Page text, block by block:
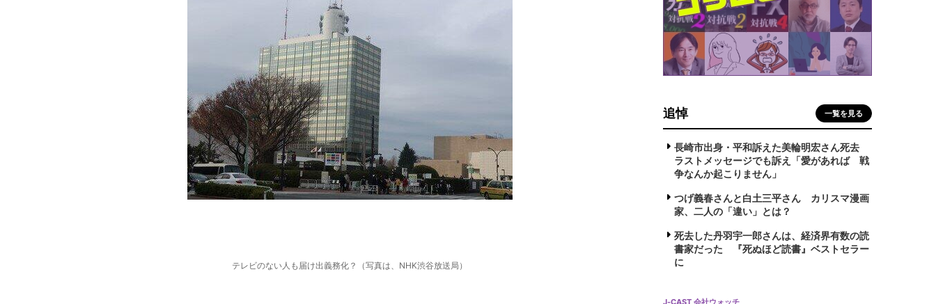
テレビのない人も届け出義務化？（写真は、NHK渋谷放送局）
追悼 一覧を見る
長崎市出身・平和訴えた美輪明宏さん死去
ラストメッセージでも訴え「愛があれば 戦
争なんか起こりません」
つげ義春さんと白土三平さん カリスマ漫画
家、二人の「違い」とは？
死去した丹羽宇一郎さんは、経済界有数の読
書家だった 『死ぬほど読書』ベストセラー
に
J-CAST 会社ウォッチ